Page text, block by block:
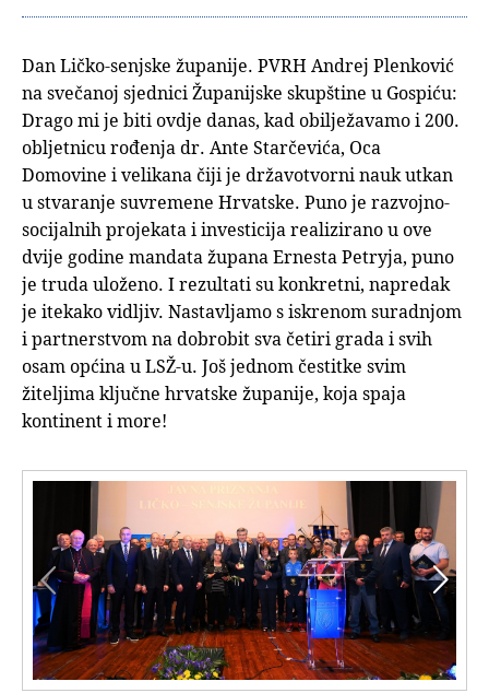
Dan Ličko-senjske županije. PVRH Andrej Plenković
na svečanoj sjednici Županijske skupštine u Gospiću:
Drago mi je biti ovdje danas, kad obilježavamo i 200.
obljetnicu rođenja dr. Ante Starčevića, Oca
Domovine i velikana čiji je državotvorni nauk utkan
u stvaranje suvremene Hrvatske. Puno je razvojno-
socijalnih projekata i investicija realizirano u ove
dvije godine mandata župana Ernesta Petryja, puno
je truda uloženo. I rezultati su konkretni, napredak
je itekako vidljiv. Nastavljamo s iskrenom suradnjom
i partnerstvom na dobrobit sva četiri grada i svih
osam općina u LSŽ-u. Još jednom čestitke svim
žiteljima ključne hrvatske županije, koja spaja
kontinent i more!

